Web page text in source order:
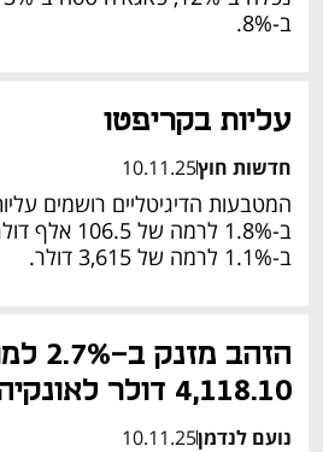
ב-8%.
עליות בקריפטו
חדשות חוץ10.11.25
ב-1.1% לרמה של 3,615 דולר.
4,118.10 דולר לאונקיה
נועם לנדמן10.11.25